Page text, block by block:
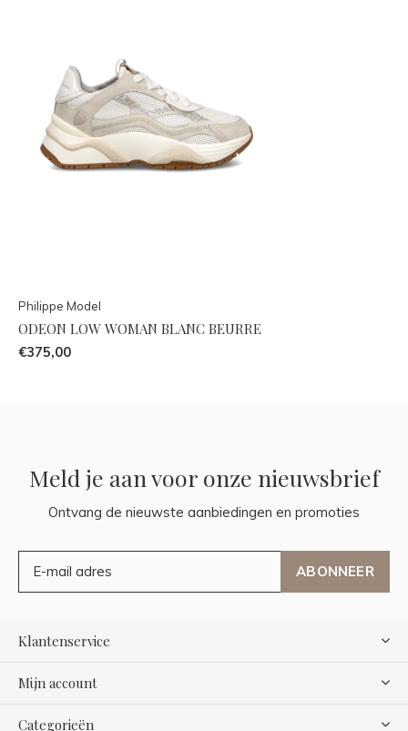
Philippe Model
ODEON LOW WOMAN BLANC BEURRE
€375,00
Meld je aan voor onze nieuwsbrief
Ontvang de nieuwste aanbiedingen en promoties
ABONNEER
Klantenservice
Mijn account
Categorieën